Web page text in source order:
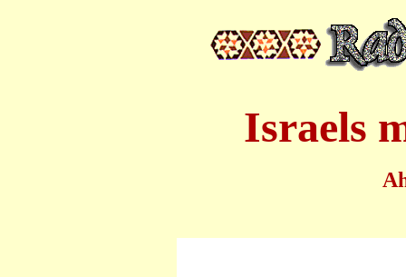
Israels